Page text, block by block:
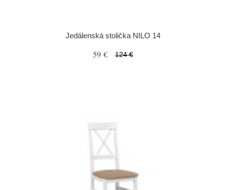
Jedálenská stolička NILO 14
59 € 124 €